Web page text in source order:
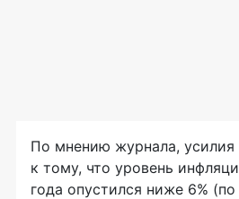
По мнению журнала, усилия
к тому, что уровень
года опустился ниже 6%